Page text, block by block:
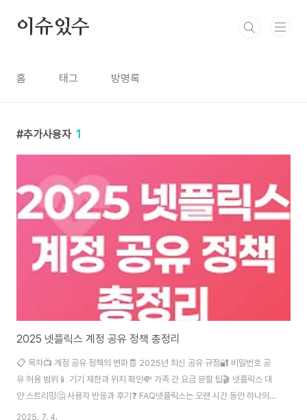
이슈있수
홈 태그 방명록
추가사용자 1
2025 넷플릭스 계정 공유 정책 총정리
📋 목차📺 계정 공유 정책의 변화🧾 2025년 최신 공유 규정🔐 비밀번호 공
유 허용 범위📱 기기 제한과 위치 확인💸 가족 간 요금 분할 팁🎬 넷플릭스 대
안 스트리밍🤔 사용자 반응과 후기❓ FAQ넷플릭스는 오랜 시간 동안 하나의
계정으로 여러 사람이 함께 이용하는 것이 일반적이었어요. 하지만 시간이 지
2025. 7. 4.